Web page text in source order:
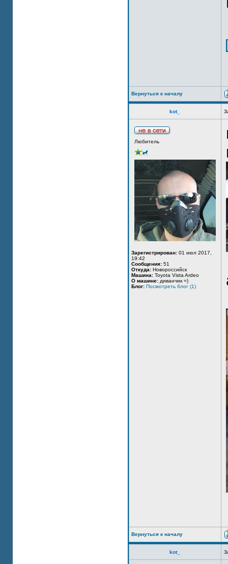
Вернуться к началу
kot_
Любитель
Зарегистрирован: 01 июл 2017,
19:42
Сообщения: 51
Откуда: Новороссийск
Машина: Toyota Vista Ardeo
О машине: диванчик =)
Блог: Посмотреть блог (1)
Вернуться к началу
kot_